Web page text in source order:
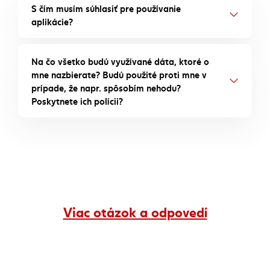
S čím musím súhlasiť pre používanie
aplikácie?
Na čo všetko budú využívané dáta, ktoré o
mne nazbierate? Budú použité proti mne v
prípade, že napr. spôsobím nehodu?
Poskytnete ich polícii?
Viac otázok a odpovedí